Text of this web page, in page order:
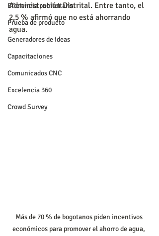
Eficiencia publicitaria
Prueba de producto
Generadores de ideas
Capacitaciones
Comunicados CNC
Excelencia 360
Crowd Survey
Administración Distrital. Entre tanto, el
2,5 % afirmó que no está ahorrando
agua.
Más de 70 % de bogotanos piden incentivos
económicos para promover el ahorro de agua,